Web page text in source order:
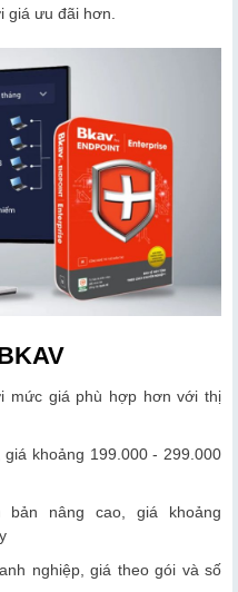
giá ưu đãi hơn.
mức giá phù hợp hơn với thị
khoảng 199.000 - 299.000
bản nâng cao, giá khoảng
nghiệp, giá theo gói và số